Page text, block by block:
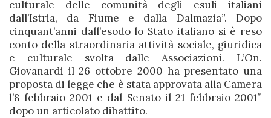
culturale delle comunità degli esuli italiani
dall’Istria, da Fiume e dalla Dalmazia”. Dopo
cinquant’anni dall’esodo lo Stato italiano si è reso
conto della straordinaria attività sociale, giuridica
e culturale svolta dalle Associazioni. L’On.
Giovanardi il 26 ottobre 2000 ha presentato una
proposta di legge che è stata approvata alla Camera
l’8 febbraio 2001 e dal Senato il 21 febbraio 2001”
dopo un articolato dibattito.